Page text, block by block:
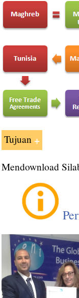
Tujuan
Tujuan utama dari
Maghrib" adalah
perekonomian
Untuk
Maghrib
Untuk
Untuk
negosiasi di
Mendownload